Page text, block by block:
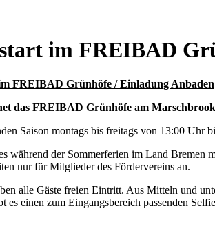
im FREIBAD
FREIBAD Grünhöfe / Einladung Anbaden
das FREIBAD Grünhöfe am
Saison montags bis freitags von 13:00 Uhr
während der Sommerferien im Land
nur für Mitglieder des Fördervereins an.
alle Gäste freien Eintritt. Aus Mitteln und
es einen zum Eingangsbereich passenden